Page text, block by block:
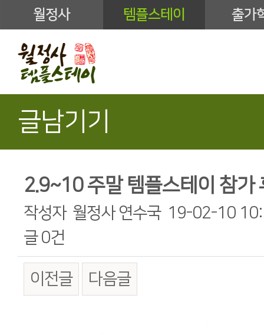
월정사 템플스테이 출가
글남기기
2.9~10 주말 템플스테이 참가
작성자 월정사 연수국 19-02-10
글 0건
이전글 다음글